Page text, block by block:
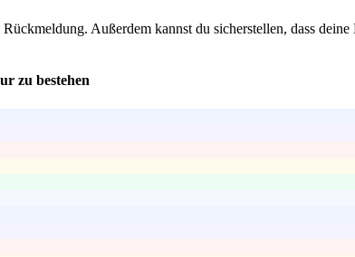
Außerdem kannst du sicherstellen, dass
zu bestehen